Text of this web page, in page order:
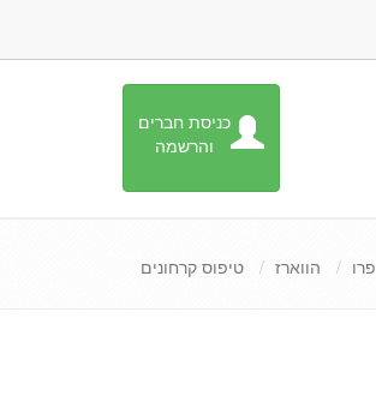
כניסת חברים
והרשמה
פרו הווארז טיפוס קרחונים